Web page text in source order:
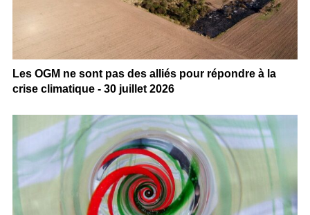
Les OGM ne sont pas des alliés pour répondre à la
crise climatique - 30 juillet 2026